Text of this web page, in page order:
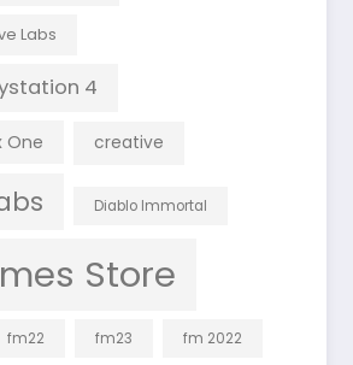
Labs
4
One creative
Diablo Immortal
Store
fm22 fm23 fm 2022